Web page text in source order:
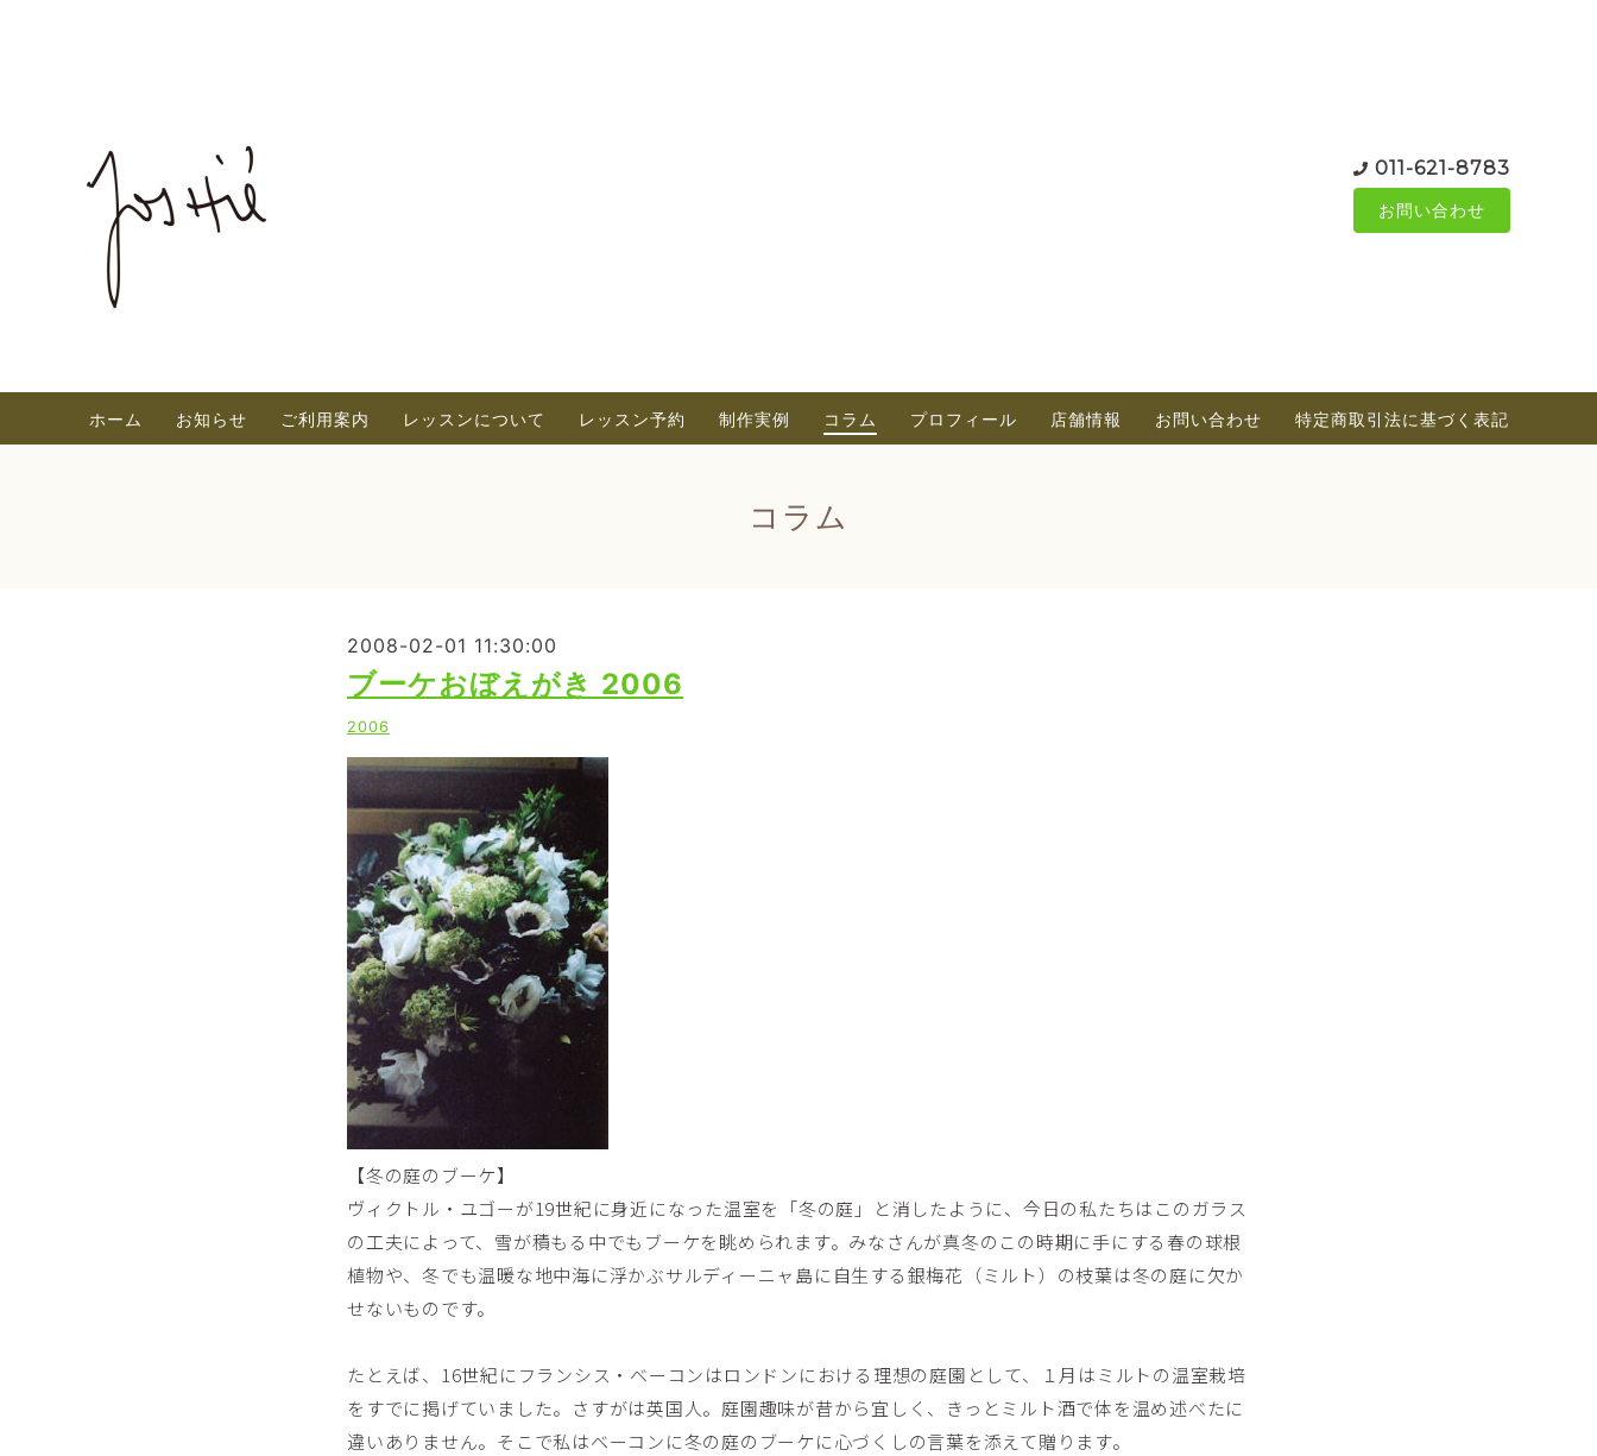
011-621-8783
お問い合わせ
ホーム お知らせ ご利用案内 レッスンについて レッスン予約 制作実例 コラム プロフィール 店舗情報 お問い合わせ 特定商取引法に基づく表記
コラム
2008-02-01 11:30:00
ブーケおぼえがき 2006
2006
【冬の庭のブーケ】
ヴィクトル・ユゴーが19世紀に身近になった温室を「冬の庭」と消したように、今日の私たちはこのガラス
の工夫によって、雪が積もる中でもブーケを眺められます。みなさんが真冬のこの時期に手にする春の球根
植物や、冬でも温暖な地中海に浮かぶサルディーニャ島に自生する銀梅花（ミルト）の枝葉は冬の庭に欠か
せないものです。
たとえば、16世紀にフランシス・ベーコンはロンドンにおける理想の庭園として、１月はミルトの温室栽培
をすでに掲げていました。さすがは英国人。庭園趣味が昔から宜しく、きっとミルト酒で体を温め述べたに
違いありません。そこで私はベーコンに冬の庭のブーケに心づくしの言葉を添えて贈ります。